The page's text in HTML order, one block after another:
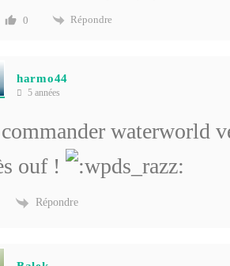
0 Répondre
harmo44
5 années
waterworld
ouf !
Répondre